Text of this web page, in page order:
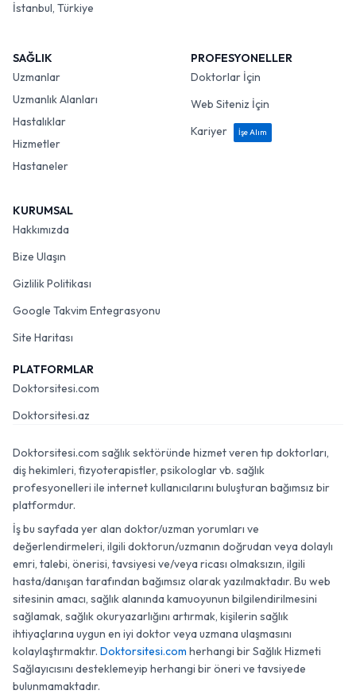
İstanbul, Türkiye
SAĞLIK
Uzmanlar
Uzmanlık Alanları
Hastalıklar
Hizmetler
Hastaneler
PROFESYONELLER
Doktorlar İçin
Web Siteniz İçin
Kariyer
İşe Alım
KURUMSAL
Hakkımızda
Bize Ulaşın
Gizlilik Politikası
Google Takvim Entegrasyonu
Site Haritası
PLATFORMLAR
Doktorsitesi.com
Doktorsitesi.az
Doktorsitesi.com sağlık sektöründe hizmet veren tıp doktorları,
diş hekimleri, fizyoterapistler, psikologlar vb. sağlık
profesyonelleri ile internet kullanıcılarını buluşturan bağımsız bir
platformdur.
İş bu sayfada yer alan doktor/uzman yorumları ve
değerlendirmeleri, ilgili doktorun/uzmanın doğrudan veya dolaylı
emri, talebi, önerisi, tavsiyesi ve/veya ricası olmaksızın, ilgili
hasta/danışan tarafından bağımsız olarak yazılmaktadır. Bu web
sitesinin amacı, sağlık alanında kamuoyunun bilgilendirilmesini
sağlamak, sağlık okuryazarlığını artırmak, kişilerin sağlık
ihtiyaçlarına uygun en iyi doktor veya uzmana ulaşmasını
kolaylaştırmaktır. Doktorsitesi.com herhangi bir Sağlık Hizmeti
Sağlayıcısını desteklemeyip herhangi bir öneri ve tavsiyede
bulunmamaktadır.